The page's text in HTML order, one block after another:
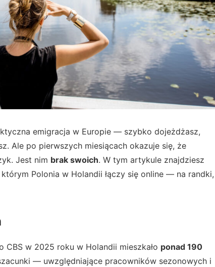
emigracja w Europie — szybko dojeżdżasz,
Ale po pierwszych miesiącach okazuje się, że
Jest nim brak swoich. W tym artykule znajdziesz
Polonia w Holandii łączy się online — na randki,
CBS w 2025 roku w Holandii mieszkało ponad 190
— uwzględniające pracowników sezonowych i